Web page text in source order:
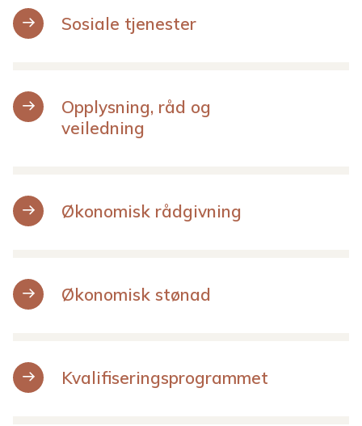
o
m
u
e
Sosiale tjenester
Opplysning, råd og
veiledning
Økonomisk rådgivning
Økonomisk stønad
Kvalifiseringsprogrammet